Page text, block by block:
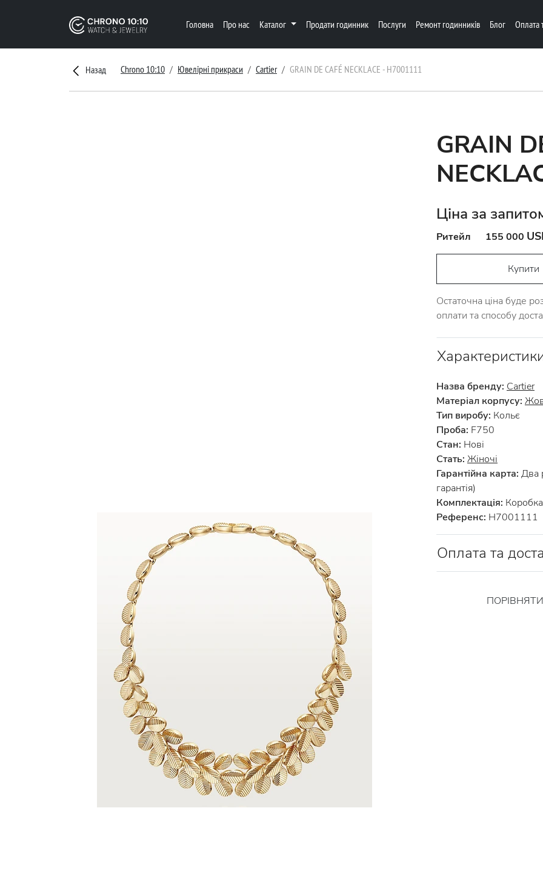
Головна Про нас Каталог Продати годинник Послуги Ремонт годинників Блог Оплата
Назад Chrono 10:10 Ювелірні прикраси Cartier GRAIN DE CAFÉ NECKLACE - H7001111
GRAIN
Ціна за
Ритейл 155 000
Купити
Остаточна ціна буде
оплати та способу
Назва бренду: Cartier
Матеріал корпусу:
Тип виробу: Кольє
Проба: F750
Стан: Нові
Стать: Жіночі
Гарантійна карта: Два
гарантія)
Комплектація:
Референс: H7001111
Оплата та
ПОРІВНЯТИ